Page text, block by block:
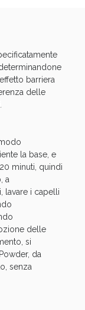
barriera
delle
la base, e
minuti, quindi
a
lavare i capelli
delle
si
da
senza
45% oggi!